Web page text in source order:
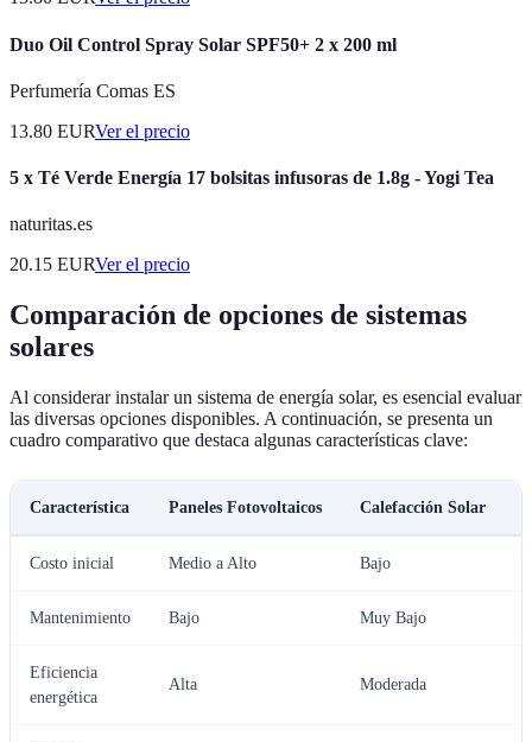
Duo Oil Control Spray Solar SPF50+ 2 x 200 ml
Perfumería Comas ES
13.80 EURVer el precio
5 x Té Verde Energía 17 bolsitas infusoras de 1.8g - Yogi Tea
naturitas.es
20.15 EURVer el precio
Comparación de opciones de sistemas
solares
Al considerar instalar un sistema de energía solar, es esencial evaluar
las diversas opciones disponibles. A continuación, se presenta un
cuadro comparativo que destaca algunas características clave:
Característica Paneles Fotovoltaicos Calefacción Solar
Costo inicial Medio a Alto Bajo
Mantenimiento Bajo Muy Bajo
Eficiencia
energética
Alta Moderada